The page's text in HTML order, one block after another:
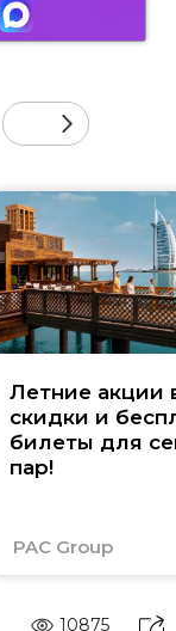
Летние акции
скидки и
билеты для
пар!
PAC Group
10875